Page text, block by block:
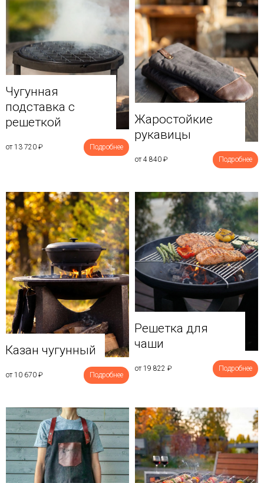
Чугунная
подставка с
решеткой
от 13 720 ₽ Подробнее
Жаростойкие
рукавицы
от 4 840 ₽ Подробнее
Казан чугунный
от 10 670 ₽ Подробнее
Решетка для
чаши
от 19 822 ₽ Подробнее